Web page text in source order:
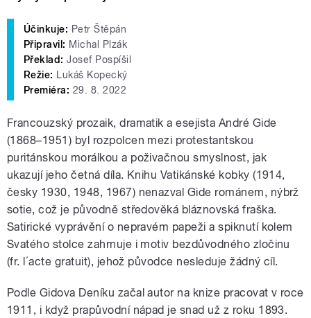
Účinkuje: Petr Štěpán
Připravil: Michal Plzák
Překlad: Josef Pospíšil
Režie: Lukáš Kopecký
Premiéra: 29. 8. 2022
Francouzský prozaik, dramatik a esejista André Gide
(1868–1951) byl rozpolcen mezi protestantskou
puritánskou morálkou a poživačnou smyslnost, jak
ukazují jeho četná díla. Knihu Vatikánské kobky (1914,
česky 1930, 1948, 1967) nenazval Gide románem, nýbrž
sotie, což je původně středověká bláznovská fraška.
Satirické vyprávění o nepravém papeži a spiknutí kolem
Svatého stolce zahrnuje i motiv bezdůvodného zločinu
(fr. l´acte gratuit), jehož původce nesleduje žádný cíl.
Podle Gidova Deníku začal autor na knize pracovat v roce
1911, i když prapůvodní nápad je snad už z roku 1893.